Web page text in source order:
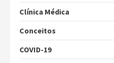
Clínica Médica
Conceitos
COVID-19